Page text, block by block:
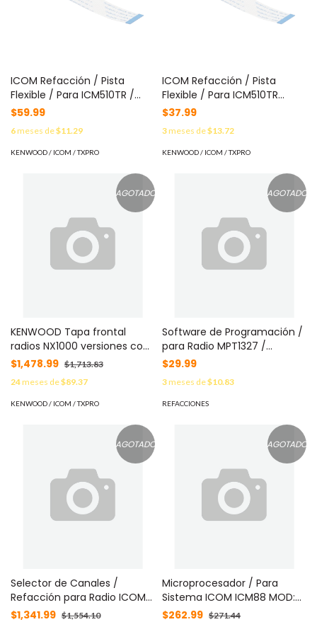
ICOM Refacción / Pista
Flexible / Para ICM510TR /
Repuesto Compatible MOD:
8900016110
$59.99
6meses de$11.29
KENWOOD / ICOM / TXPRO
ICOM Refacción / Pista
Flexible / Para ICM510TR
MOD: 8900017660
$37.99
3meses de$13.72
KENWOOD / ICOM / TXPRO
AGOTADO
KENWOOD Tapa frontal
radios NX1000 versiones con
pantalla MOD: A0C024951
$1,478.99 $1,713.83
24meses de$89.37
KENWOOD / ICOM / TXPRO
AGOTADO
Software de Programación /
para Radio MPT1327 /
Multiusuario / Equipos
Profesionales MOD: 000-
034-6012
$29.99
3meses de$10.83
REFACCIONES
AGOTADO
Selector de Canales /
Refacción para Radio ICOM
ICM7000 MOD: 088-000-
$1,341.99 $1,554.10
AGOTADO
Microprocesador / Para
Sistema ICOM ICM88 MOD:
114-001-1151
$262.99 $271.44